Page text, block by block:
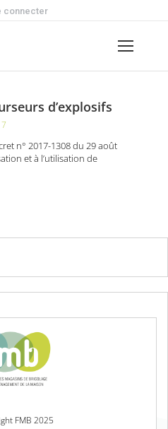
connecter
d’explosifs
n° 2017-1308 du 29 août
et à l’utilisation de
FMB 2025